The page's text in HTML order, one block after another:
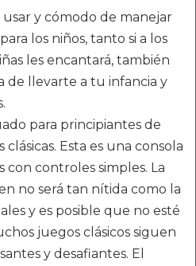
usar y cómodo de manejar
los niños, tanto si a los
les encantará, también
de llevarte a tu infancia y
para principiantes de
Esta es una consola
con controles simples. La
no será tan nítida como la
y es posible que no esté
juegos clásicos siguen
y desafiantes. El